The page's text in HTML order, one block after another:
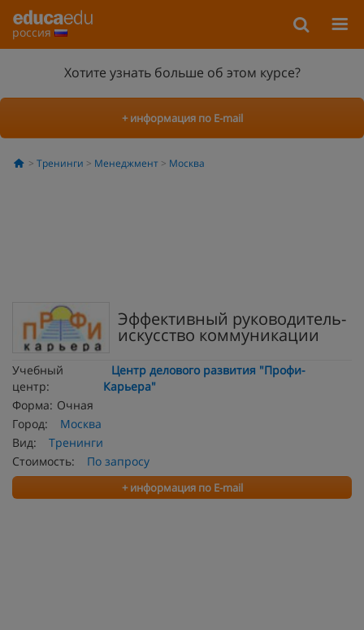
россия
Хотите узнать больше об этом курсе?
+ информация по E-mail
Тренинги Менеджмент Москва
Эффективный руководитель-
искусство коммуникации
Учебный
центр:
Центр делового развития "Профи-
Карьера"
Форма: Очная
Город:
Москва
Вид:
Тренинги
Стоимость:
По запросу
+ информация по E-mail